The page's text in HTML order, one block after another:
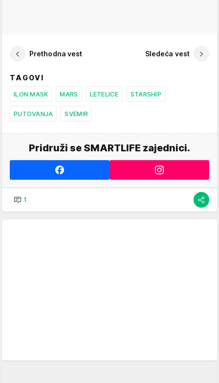
Prethodna vest Sledeća vest
TAGOVI
ILON MASK MARS LETELICE STARSHIP
PUTOVANJA SVEMIR
Pridruži se SMARTLIFE zajednici.
1